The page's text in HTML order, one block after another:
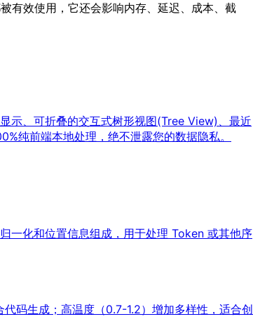
有效使用，它还会影响内存、延迟、成本、截
示、可折叠的交互式树形视图(Tree View)、最近
纯前端本地处理，绝不泄露您的数据隐私。
一化和位置信息组成，用于处理 Token 或其他序
码生成；高温度（0.7-1.2）增加多样性，适合创